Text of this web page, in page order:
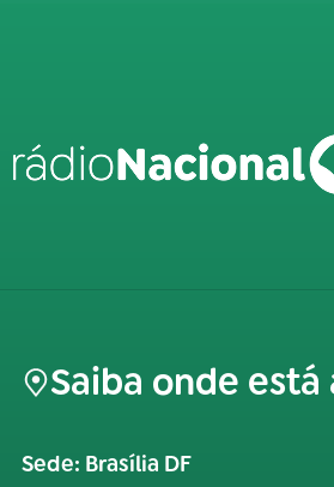
Saiba onde está
Sede: Brasília DF